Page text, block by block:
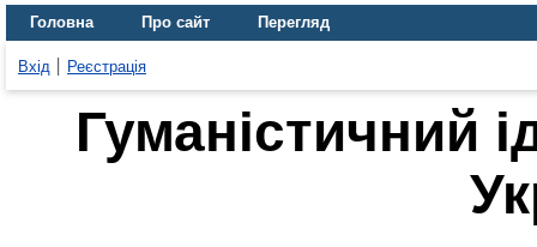
Головна Про сайт Перегляд
Вхід Реєстрація
Гуманістичний